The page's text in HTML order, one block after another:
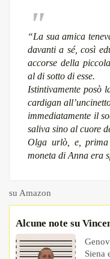
“La sua amica
davanti a sé, così
accorse della
al di sotto di esse.
Istintivamente posò
cardigan
immediatamente il
saliva sino al cuore
Olga urlò, e,
moneta di Anna era
su Amazon
Alcune note su
Siena